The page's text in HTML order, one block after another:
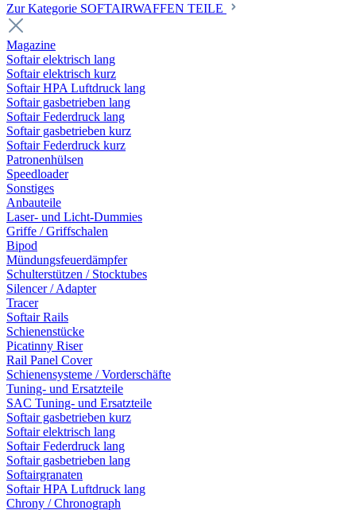
Zur Kategorie SOFTAIRWAFFEN TEILE
Magazine
Softair elektrisch lang
Softair elektrisch kurz
Softair HPA Luftdruck lang
Softair gasbetrieben lang
Softair Federdruck lang
Softair gasbetrieben kurz
Softair Federdruck kurz
Patronenhülsen
Speedloader
Sonstiges
Anbauteile
Laser- und Licht-Dummies
Griffe / Griffschalen
Bipod
Mündungsfeuerdämpfer
Schulterstützen / Stocktubes
Silencer / Adapter
Tracer
Softair Rails
Schienenstücke
Picatinny Riser
Rail Panel Cover
Schienensysteme / Vorderschäfte
Tuning- und Ersatzteile
SAC Tuning- und Ersatzteile
Softair gasbetrieben kurz
Softair elektrisch lang
Softair Federdruck lang
Softair gasbetrieben lang
Softairgranaten
Softair HPA Luftdruck lang
Chrony / Chronograph